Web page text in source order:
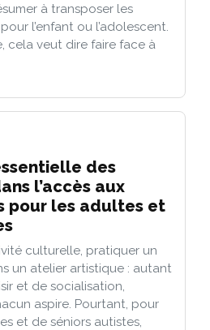
à transposer les
l’enfant ou l’adolescent.
cela veut dire faire face à
des
l’accès aux
pour les adultes et
culturelle, pratiquer un
un atelier artistique : autant
et de socialisation,
aspire. Pourtant, pour
et de séniors autistes,